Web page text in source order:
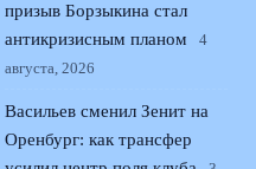
призыв Борзыкина стал
антикризисным планом
4
августа, 2026
Васильев сменил Зенит на
Оренбург: как трансфер